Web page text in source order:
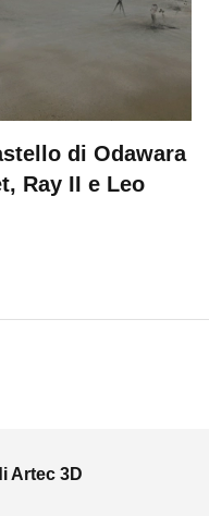
di Odawara
Ray II e Leo
Artec 3D